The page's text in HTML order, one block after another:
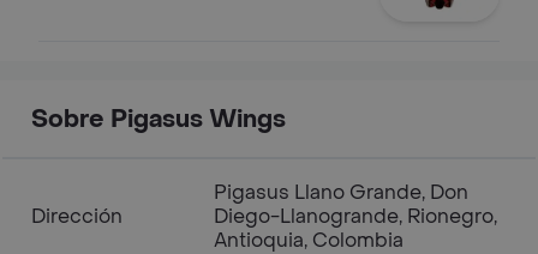
Sobre Pigasus Wings
Dirección
Pigasus Llano Grande, Don
Diego-Llanogrande, Rionegro,
Antioquia, Colombia